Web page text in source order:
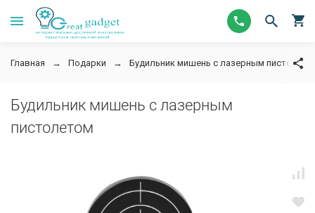
Главная Подарки Будильник мишень с лазерным
Будильник мишень с лазерным
пистолетом